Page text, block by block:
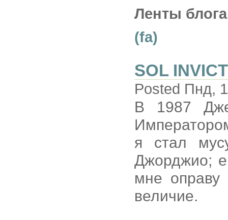
Ленты
(fa)
SOL
Posted Пнд,
В 1987
я стал
Джорджио;
мне оправу
величие.